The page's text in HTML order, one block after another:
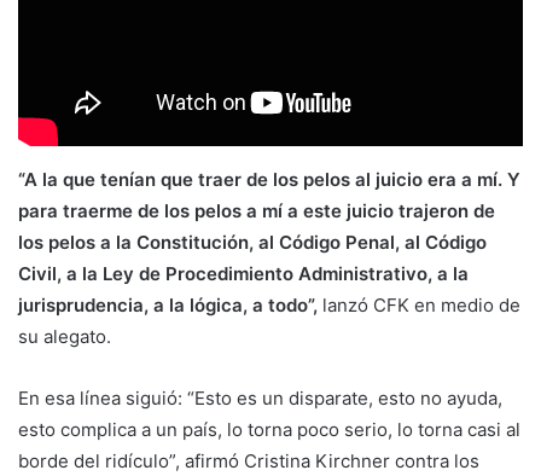
“A la que tenían que traer de los pelos al juicio era a mí. Y
para traerme de los pelos a mí a este juicio trajeron de
los pelos a la Constitución, al Código Penal, al Código
Civil, a la Ley de Procedimiento Administrativo, a la
jurisprudencia, a la lógica, a todo”, lanzó CFK en medio de
su alegato.
En esa línea siguió: “Esto es un disparate, esto no ayuda,
esto complica a un país, lo torna poco serio, lo torna casi al
borde del ridículo”, afirmó Cristina Kirchner contra los